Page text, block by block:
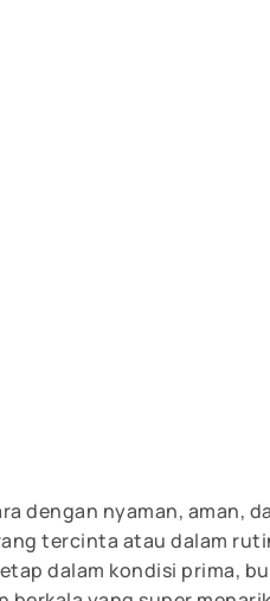
dengan nyaman, aman,
tercinta atau dalam
dalam kondisi prima,